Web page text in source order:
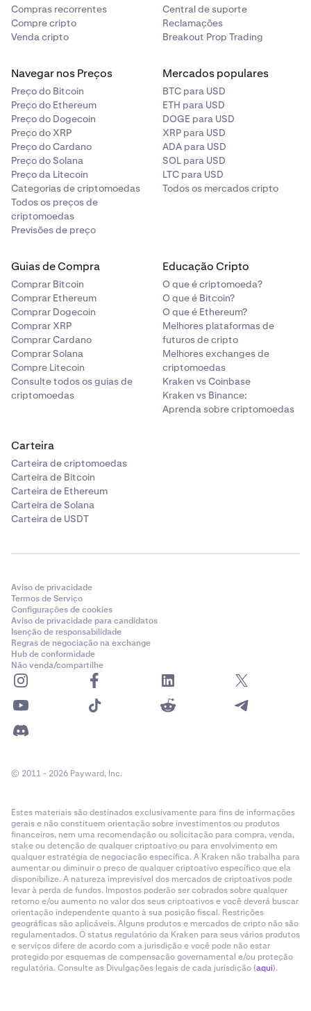
Compras recorrentes
Compre cripto
Venda cripto
Central de suporte
Reclamações
Breakout Prop Trading
Navegar nos Preços
Preço do Bitcoin
Preço do Ethereum
Preço do Dogecoin
Preço do XRP
Preço do Cardano
Preço do Solana
Preço da Litecoin
Categorias de criptomoedas
Todos os preços de
criptomoedas
Previsões de preço
Mercados populares
BTC para USD
ETH para USD
DOGE para USD
XRP para USD
ADA para USD
SOL para USD
LTC para USD
Todos os mercados cripto
Guias de Compra
Comprar Bitcoin
Comprar Ethereum
Comprar Dogecoin
Comprar XRP
Comprar Cardano
Comprar Solana
Compre Litecoin
Consulte todos os guias de
criptomoedas
Educação Cripto
O que é criptomoeda?
O que é Bitcoin?
O que é Ethereum?
Melhores plataformas de
futuros de cripto
Melhores exchanges de
criptomoedas
Kraken vs Coinbase
Kraken vs Binance:
Aprenda sobre criptomoedas
Carteira
Carteira de criptomoedas
Carteira de Bitcoin
Carteira de Ethereum
Carteira de Solana
Carteira de USDT
Aviso de privacidade
Termos de Serviço
Configurações de cookies
Aviso de privacidade para candidatos
Isenção de responsabilidade
Regras de negociação na exchange
Hub de conformidade
Não venda/compartilhe
© 2011 - 2026 Payward, Inc.
Estes materiais são destinados exclusivamente para fins de informações
gerais e não constituem orientação sobre investimentos ou produtos
financeiros, nem uma recomendação ou solicitação para compra, venda,
stake ou detenção de qualquer criptoativo ou para envolvimento em
qualquer estratégia de negociação específica. A Kraken não trabalha para
aumentar ou diminuir o preço de qualquer criptoativo específico que ela
disponibilize. A natureza imprevisível dos mercados de criptoativos pode
levar à perda de fundos. Impostos poderão ser cobrados sobre qualquer
retorno e/ou aumento no valor dos seus criptoativos e você deverá buscar
orientação independente quanto à sua posição fiscal. Restrições
geográficas são aplicáveis. Alguns produtos e mercados de cripto não são
regulamentados. O status regulatório da Kraken para seus vários produtos
e serviços difere de acordo com a jurisdição e você pode não estar
protegido por esquemas de compensação governamental e/ou proteção
regulatória. Consulte as Divulgações legais de cada jurisdição (aqui).